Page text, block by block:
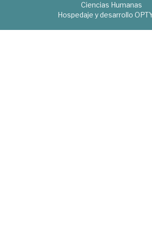
Ciencias Humanas
Hospedaje y desarrollo